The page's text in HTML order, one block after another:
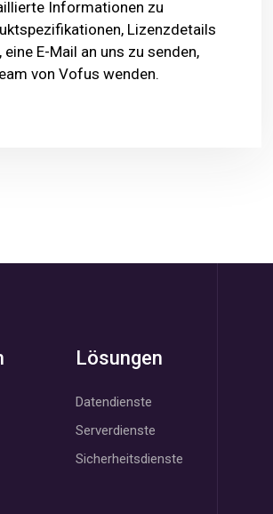
Informationen zu
Lizenzdetails
E-Mail an uns zu senden,
von Vofus wenden.
Lösungen
Datendienste
Serverdienste
Sicherheitsdienste